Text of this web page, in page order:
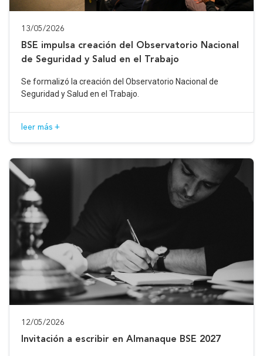
13/05/2026
BSE impulsa creación del Observatorio Nacional
de Seguridad y Salud en el Trabajo
Se formalizó la creación del Observatorio Nacional de
Seguridad y Salud en el Trabajo.
leer más +
12/05/2026
Invitación a escribir en Almanaque BSE 2027